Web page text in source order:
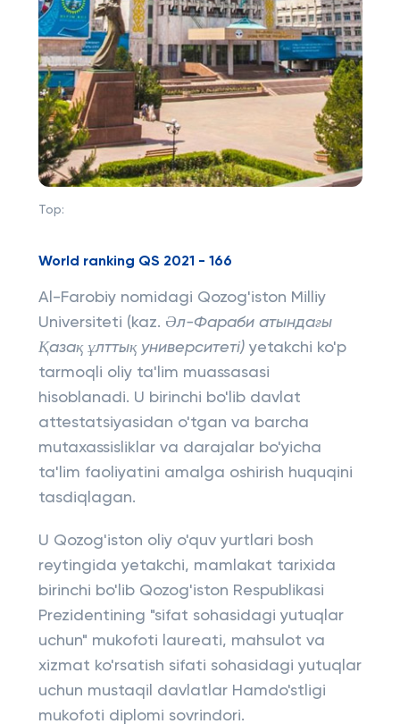
Top:
World ranking QS 2021 - 166
Al-Farobiy nomidagi Qozog'iston Milliy
Universiteti (kaz. Әл-Фараби атындағы
Қазақ ұлттық университеті)yetakchi ko'p
tarmoqli oliy ta'lim muassasasi
hisoblanadi. U birinchi bo'lib davlat
attestatsiyasidan o'tgan va barcha
mutaxassisliklar va darajalar bo'yicha
ta'lim faoliyatini amalga oshirish huquqini
tasdiqlagan.
U Qozog'iston oliy o'quv yurtlari bosh
reytingida yetakchi, mamlakat tarixida
birinchi bo'lib Qozog'iston Respublikasi
Prezidentining "sifat sohasidagi yutuqlar
uchun" mukofoti laureati, mahsulot va
xizmat ko'rsatish sifati sohasidagi yutuqlar
uchun mustaqil davlatlar Hamdo'stligi
mukofoti diplomi sovrindori.